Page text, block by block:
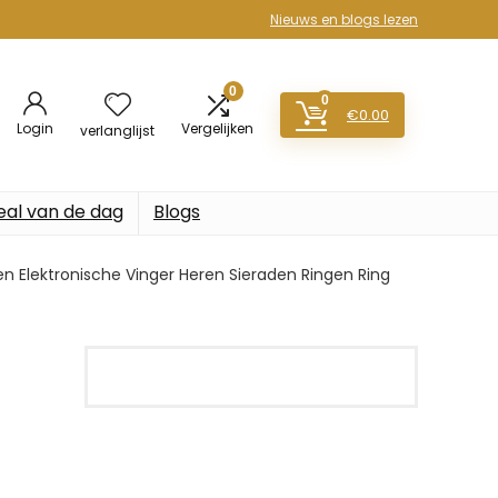
Nieuws en blogs lezen
Login verlanglijst
0
Vergelijken
0
€0.00
van de dag Blogs
Elektronische Vinger Heren Sieraden Ringen Ring